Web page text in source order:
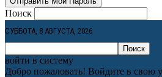
Поиск
СУББОТА, 8 АВГУСТА, 2026
войти в систему
Добро пожаловать! Войдите в свою